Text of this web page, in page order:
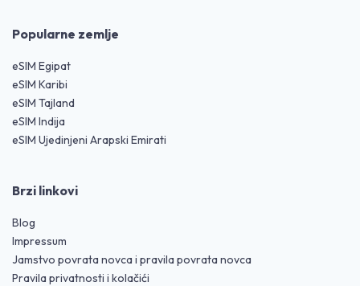
Popularne zemlje
eSIM Egipat
eSIM Karibi
eSIM Tajland
eSIM Indija
eSIM Ujedinjeni Arapski Emirati
Brzi linkovi
Blog
Impressum
Jamstvo povrata novca i pravila povrata novca
Pravila privatnosti i kolačići